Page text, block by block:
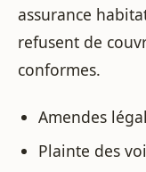
assurance
refusent de
conformes.
Amendes
Plainte des